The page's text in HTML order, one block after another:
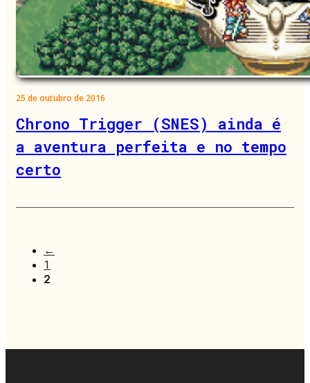
25 de outubro de 2016
Chrono Trigger (SNES) ainda é
a aventura perfeita e no tempo
certo
←
1
2